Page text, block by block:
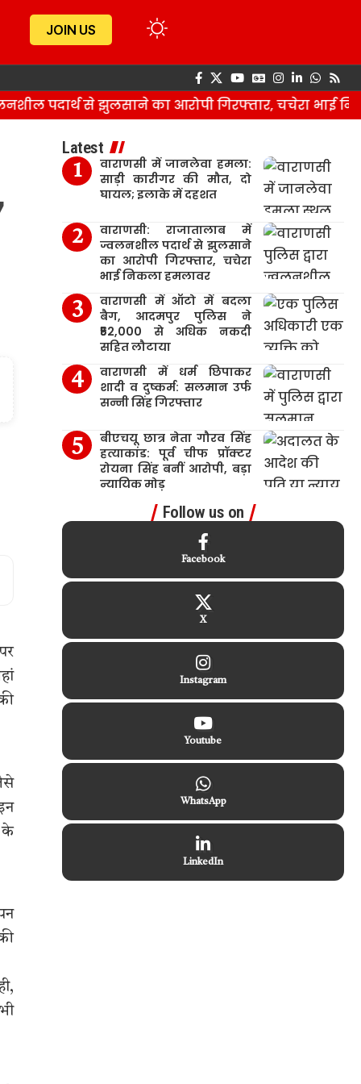
JOIN US
पदार्थ से झुलसाने का आरोपी गिरफ्तार, चचेरा भाई
के
Latest
वाराणसी में जानलेवा हमला:
साड़ी कारीगर की मौत, दो
घायल; इलाके में दहशत
वाराणसी: राजातालाब में
ज्वलनशील पदार्थ से झुलसाने
का आरोपी गिरफ्तार, चचेरा
भाई निकला हमलावर
वाराणसी में ऑटो में बदला
बैग, आदमपुर पुलिस ने
₹52,000 से अधिक नकदी
सहित लौटाया
वाराणसी में धर्म छिपाकर
शादी व दुष्कर्म: सलमान उर्फ
सन्नी सिंह गिरफ्तार
बीएचयू छात्र नेता गौरव सिंह
हत्याकांड: पूर्व चीफ प्रॉक्टर
रोयना सिंह बनीं आरोपी, बड़ा
न्यायिक मोड़
Follow us on
Facebook
X
Instagram
Youtube
WhatsApp
LinkedIn